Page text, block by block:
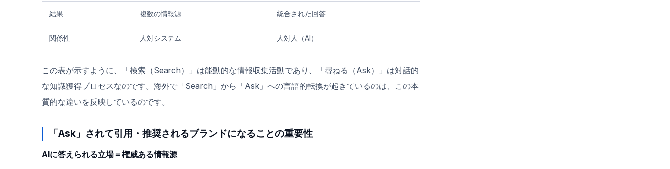
結果 複数の情報源 統合された回答
関係性 人対システム 人対人（AI）
この表が示すように、「検索（Search）」は能動的な情報収集活動であり、「尋ねる（Ask）」は対話的
な知識獲得プロセスなのです。海外で「Search」から「Ask」への言語的転換が起きているのは、この本
質的な違いを反映しているのです。
「Ask」されて引用・推奨されるブランドになることの重要性
AIに答えられる立場＝権威ある情報源